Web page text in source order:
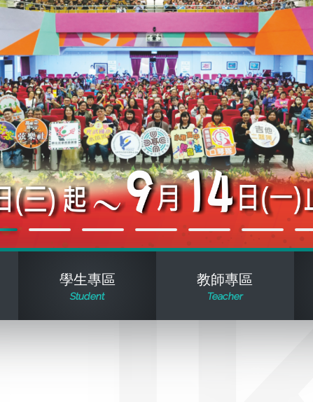
學生專區
Student
教師專區
Teacher